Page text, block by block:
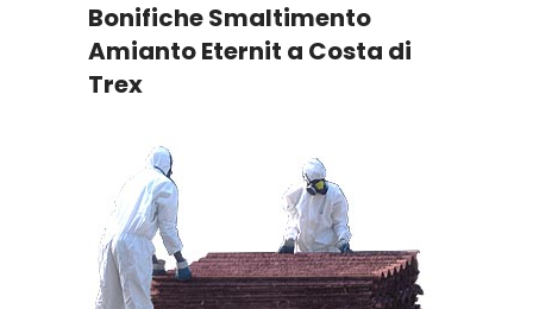
Bonifiche Smaltimento
Amianto Eternit a Costa di
Trex